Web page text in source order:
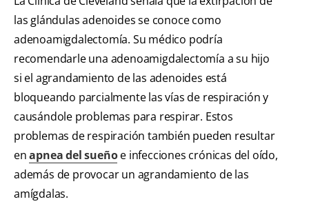
las glándulas adenoides se conoce como
adenoamigdalectomía. Su médico podría
recomendarle una adenoamigdalectomía a su hijo
si el agrandamiento de las adenoides está
bloqueando parcialmente las vías de respiración y
causándole problemas para respirar. Estos
problemas de respiración también pueden resultar
enapnea del sueñoe infecciones crónicas del oído,
además de provocar un agrandamiento de las
amígdalas.